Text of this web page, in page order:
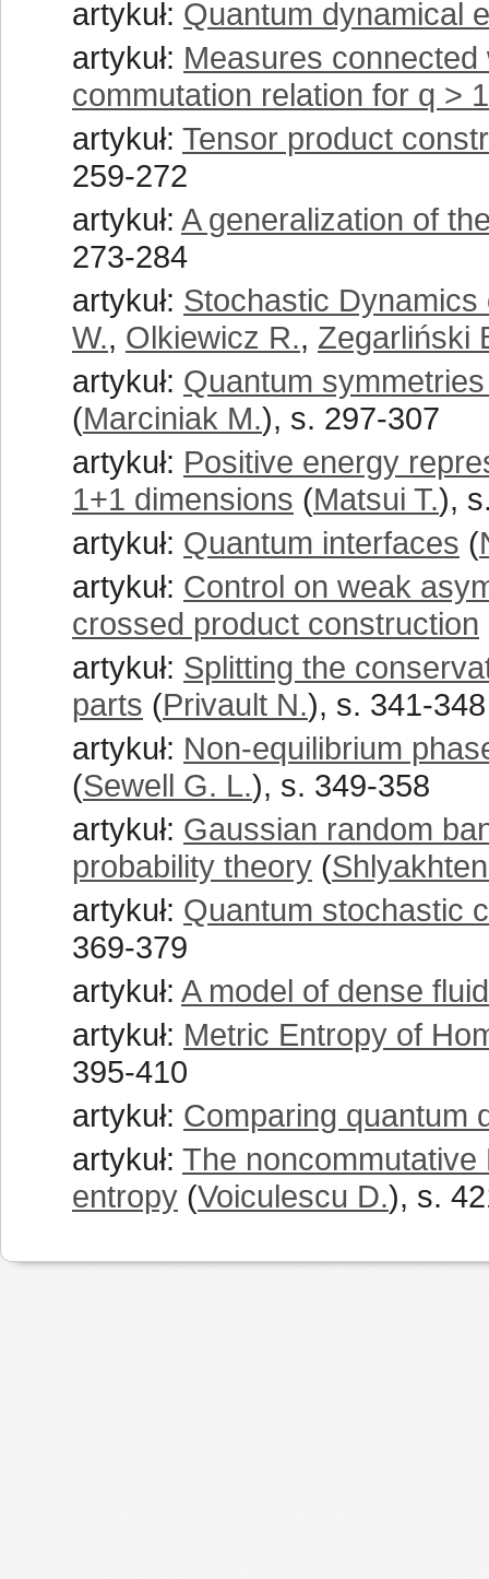
artykuł: Quantum dynamical
artykuł: Measures
commutation relation for q > 1
artykuł: Tensor product
259-272
artykuł: A generalization of
273-284
artykuł: Stochastic
W., Olkiewicz R., Zegarliński
artykuł: Quantum
(Marciniak M.), s. 297-307
artykuł: Positive energy
1+1 dimensions (Matsui T.),
artykuł: Quantum interfaces (
artykuł: Control on weak
crossed product construction
artykuł: Splitting the
parts (Privault N.), s. 341-348
artykuł: Non-equilibrium
(Sewell G. L.), s. 349-358
artykuł: Gaussian random
probability theory (
artykuł: Quantum stochastic
369-379
artykuł: A model of dense
artykuł: Metric Entropy of
395-410
artykuł: Comparing quantum
artykuł: The
entropy (Voiculescu D.), s.